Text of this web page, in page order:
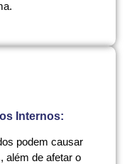
Internos:
podem causar
além de afetar o